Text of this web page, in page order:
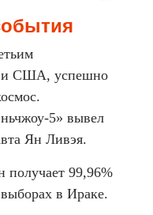
и США, успешно
5» вывел
Ян Ливэя.
получает 99,96%
в Ираке.